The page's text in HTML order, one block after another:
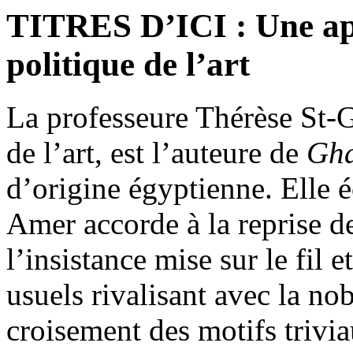
TITRES D’ICI : Une
politique de l’art
La professeure Thérèse
de l’art, est l’auteure de
d’origine égyptienne. Elle
Amer accorde à la reprise
l’insistance mise sur le fil
usuels rivalisant avec la
croisement des motifs